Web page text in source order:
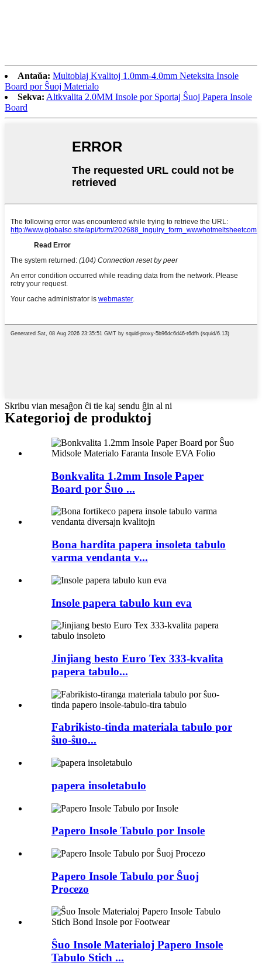
Antaŭa: Multoblaj Kvalitoj 1.0mm-4.0mm Neteksita Insole
Board por Ŝuoj Materialo
Sekva: Altkvalita 2.0MM Insole por Sportaj Ŝuoj Papera Insole
Board
Skribu vian mesaĝon ĉi tie kaj sendu ĝin al ni
Kategorioj de produktoj
Bonkvalita 1.2mm Insole Paper
Board por Ŝuo ...
Bona hardita papera insoleta tabulo
varma vendanta v...
Insole papera tabulo kun eva
Jinjiang besto Euro Tex 333-kvalita
papera tabulo...
Fabrikisto-tinda materiala tabulo por
ŝuo-ŝuo...
papera insoletabulo
Papero Insole Tabulo por Insole
Papero Insole Tabulo por Ŝuoj
Procezo
Ŝuo Insole Materialoj Papero Insole
Tabulo Stich ...